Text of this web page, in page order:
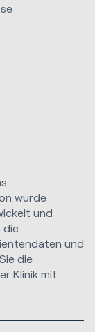
wurde
und
die
und
die
Klinik mit